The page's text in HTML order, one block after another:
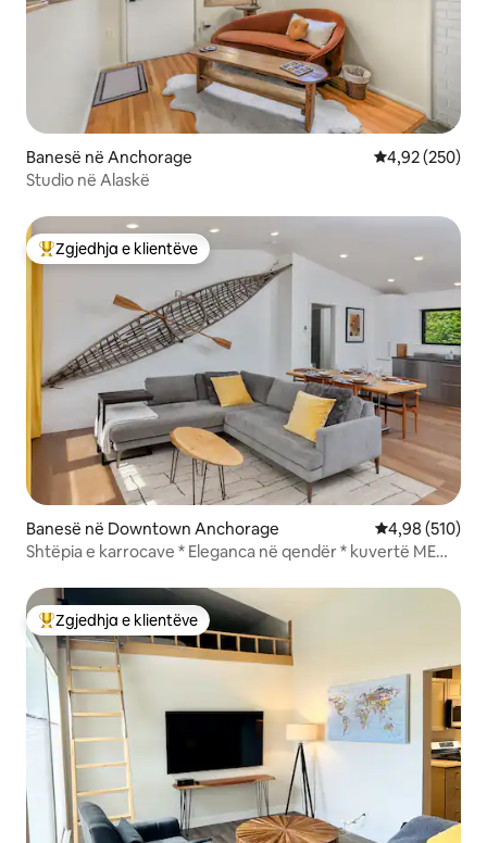
Banesë në Anchorage Vlerësimi
4,92 (250)
Studio në Alaskë
Më të mirat e zgjedhjeve të klientëve
Zgjedhja e klientëve
Banesë në Downtown Anchorage Vlerësimi
4,98 (510)
Shtëpia e karrocave * Eleganca në qendër * kuvertë ME
Më të mirat e zgjedhjeve të klientëve
Zgjedhja e klientëve